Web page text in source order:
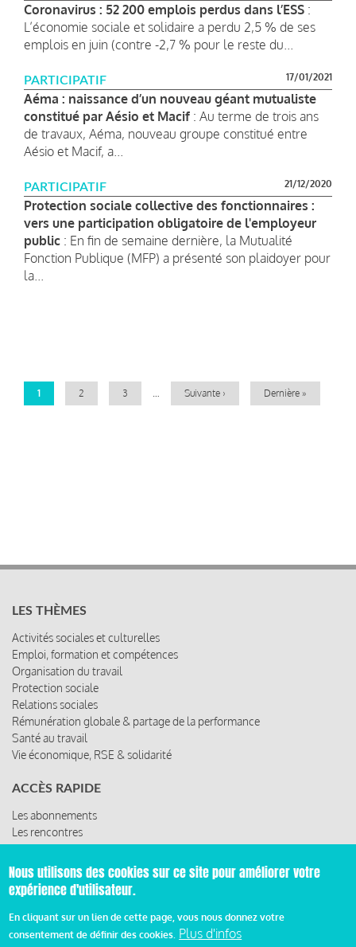
Coronavirus : 52 200 emplois perdus dans l’ESS :
L’économie sociale et solidaire a perdu 2,5 % de ses
emplois en juin (contre -2,7 % pour le reste du...
PARTICIPATIF 17/01/2021
Aéma : naissance d’un nouveau géant mutualiste
constitué par Aésio et Macif : Au terme de trois ans
de travaux, Aéma, nouveau groupe constitué entre
Aésio et Macif, a...
PARTICIPATIF 21/12/2020
Protection sociale collective des fonctionnaires :
vers une participation obligatoire de l'employeur
public : En fin de semaine dernière, la Mutualité
Fonction Publique (MFP) a présenté son plaidoyer pour
la...
Page
1 Page
2 Page
3
Page
Suivante ›
Dernière
Dernière »
LES THÈMES
Activités sociales et culturelles
Emploi, formation et compétences
Organisation du travail
Protection sociale
Relations sociales
Rémunération globale & partage de la performance
Santé au travail
Vie économique, RSE & solidarité
ACCÈS RAPIDE
Les abonnements
Les rencontres
Les ressources
© 2019 Miroir Social - Réalisé parCafffeine
Nous utilisons des cookies sur ce site pour améliorer votre
expérience d'utilisateur.
En cliquant sur un lien de cette page, vous nous donnez votre
consentement de définir des cookies. Plus d'infos